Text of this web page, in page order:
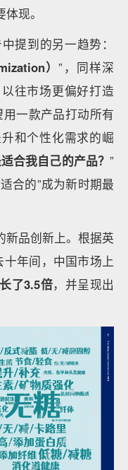
现。
提到的另一趋势：
）”，同样深
往市场更偏好打造
用一款产品打动所有
和个性化需求的崛
合我自己的产品？ ”
合的”成为新时期最
新品创新上。根据英
年间，中国市场上
了3.5倍，并呈现出